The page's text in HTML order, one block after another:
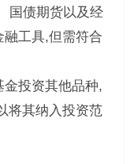
国债期货以及经
工具,但需符合
投资其他品种,
将其纳入投资范